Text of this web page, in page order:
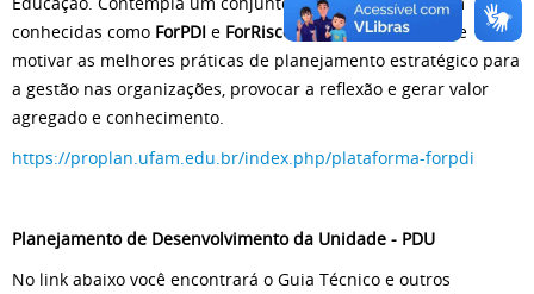
conhecidas como ForPDI e ForRisco , que tem a missão de
motivar as melhores práticas de planejamento estratégico para
a gestão nas organizações, provocar a reflexão e gerar valor
agregado e conhecimento.
https://proplan.ufam.edu.br/index.php/plataforma-forpdi
Planejamento de Desenvolvimento da Unidade - PDU
No link abaixo você encontrará o Guia Técnico e outros